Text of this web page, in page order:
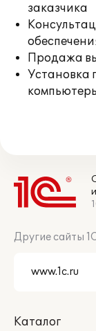
заказчика
Продажа
Установка
Другие сайты
Каталог